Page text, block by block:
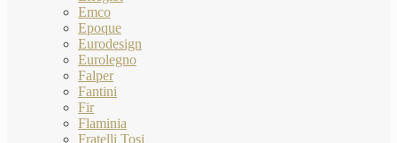
Emco
Epoque
Eurodesign
Eurolegno
Falper
Fantini
Fir
Flaminia
Fratelli Tosi